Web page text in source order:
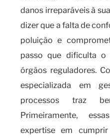
danos irreparáveis à
dizer que a falta de
poluição e
passo que dificulta
órgãos reguladores.
especializada em
processos traz
Primeiramente,
expertise em